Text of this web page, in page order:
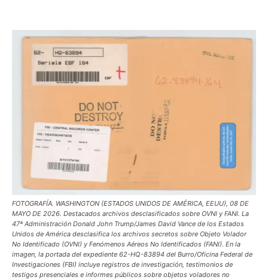
FOTOGRAFÍA. WASHINGTON (ESTADOS UNIDOS DE AMÉRICA, EEUU), 08 DE
MAYO DE 2026. Destacados archivos desclasificados sobre OVNI y FANI. La
47ª Administración Donald John Trump/James David Vance de los Estados
Unidos de América desclasifica los archivos secretos sobre Objeto Volador
No Identificado (OVNI) y Fenómenos Aéreos No Identificados (FANI). En la
imagen, la portada del expediente 62-HQ-83894 del Burro/Oficina Federal de
Investigaciones (FBI) incluye registros de investigación, testimonios de
testigos presenciales e informes públicos sobre objetos voladores no